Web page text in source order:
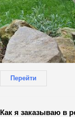
Перейти
Как я заказываю в